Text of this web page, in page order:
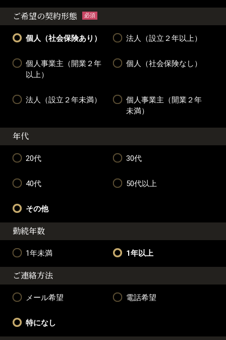
ご希望の契約形態 必須
個人（社会保険あり） 法人（設立２年以上）
個人事業主（開業２年
以上）
個人（社会保険なし）
法人（設立２年未満）
個人事業主（開業２年
未満）
年代
20代 30代
40代 50代以上
その他
勤続年数
1年未満 1年以上
ご連絡方法
メール希望 電話希望
特になし